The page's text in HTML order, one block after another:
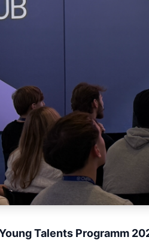
Young Talents Programm